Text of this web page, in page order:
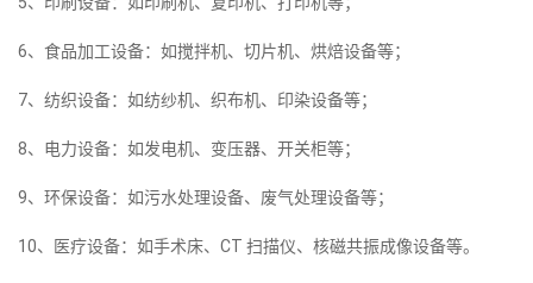
6、食品加工设备：如搅拌机、切片机、烘焙设备等；
7、纺织设备：如纺纱机、织布机、印染设备等；
8、电力设备：如发电机、变压器、开关柜等；
9、环保设备：如污水处理设备、废气处理设备等；
10、医疗设备：如手术床、CT 扫描仪、核磁共振成像设备等。